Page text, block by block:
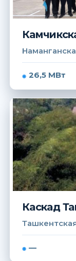
26,5 МВт
Каскад
—